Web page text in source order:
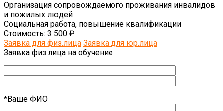
Организация сопровождаемого проживания инвалидов
и пожилых людей
Социальная работа, повышение квалификации
Стоимость: 3 500 ₽
Заявка для физ.лица Заявка для юр.лица
Заявка физ.лица на обучение
*Ваше ФИО